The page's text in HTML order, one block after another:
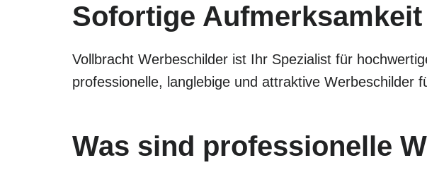
Sofortige
Vollbracht Werbeschilder ist Ihr Spezialist für
professionelle, langlebige und attraktive Werbeschilder
Was sind professionelle